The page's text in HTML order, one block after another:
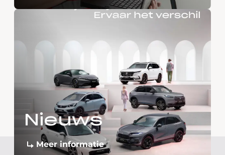
Nieuws
Meer informatie